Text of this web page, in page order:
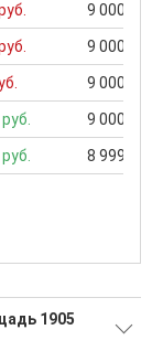
9 000 ...
9 000 ...
9 000 ...
9 000 ...
8 999 ...
1905